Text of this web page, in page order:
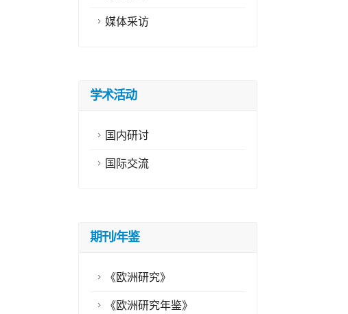
媒体采访
学术活动
国内研讨
国际交流
期刊/年鉴
《欧洲研究》
《欧洲研究年鉴》